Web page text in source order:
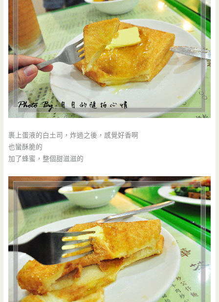
裹上蛋液的白土司，炸過之後，感覺好香啊
也蠻酥脆的
加了蜂蜜，整個甜滋滋的